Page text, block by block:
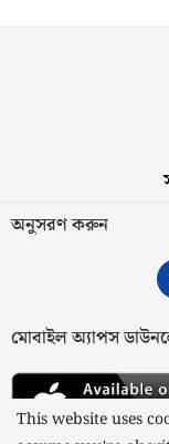
অনুসরণ করুন
মোবাইল অ্যাপস
This website uses